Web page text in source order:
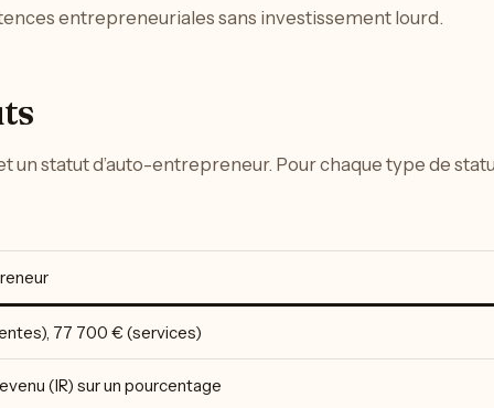
entrepreneuriales sans investissement lourd.
statut d’auto-entrepreneur. Pour chaque type de
77 700 € (services)
(IR) sur un pourcentage